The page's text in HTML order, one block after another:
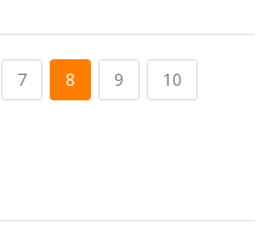
7 8 9
10